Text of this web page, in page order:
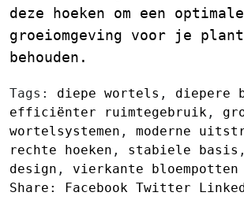
deze hoeken om een optimale
groeiomgeving voor je
behouden.
Tags: diepe wortels , diepere
efficiënter ruimtegebruik ,
wortelsystemen , moderne
rechte hoeken , stabiele basis
design , vierkante bloempotten
Share:
Facebook Twitter